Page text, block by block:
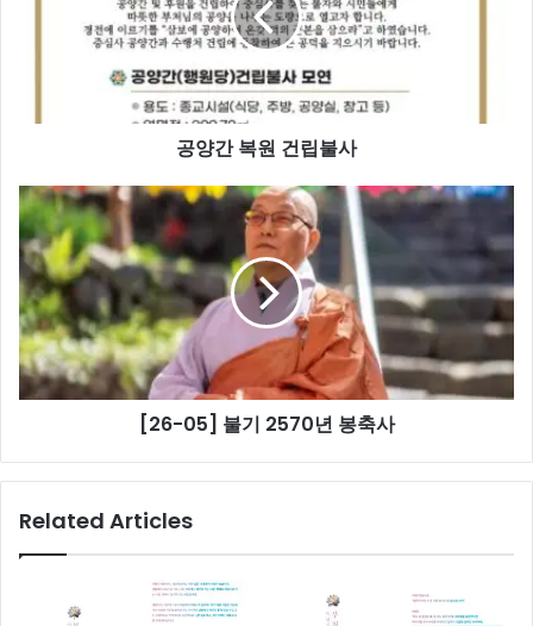
공양간 복원 건립불사
[26-
05]
불
기
2570
년
봉
축
사
[26-05] 불기 2570년 봉축사
Related Articles